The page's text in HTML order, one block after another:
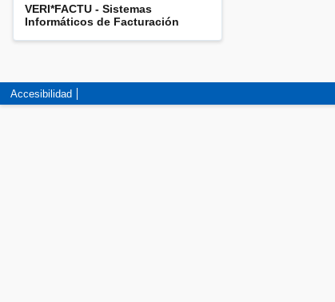
VERI*FACTU - Sistemas
Informáticos de Facturación
Accesibilidad